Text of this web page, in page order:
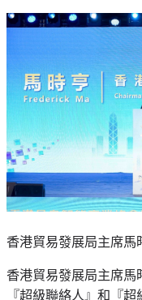
香港貿易發展局主席馬
香港貿易發展局主席
『超級聯絡人』和『